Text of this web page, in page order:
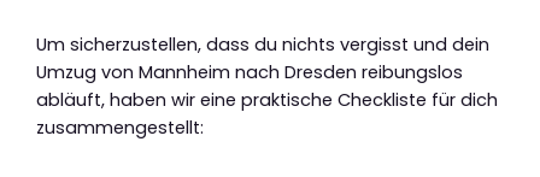
Um sicherzustellen, dass du nichts vergisst und dein
Umzug von Mannheim nach Dresden reibungslos
abläuft, haben wir eine praktische Checkliste für dich
zusammengestellt: